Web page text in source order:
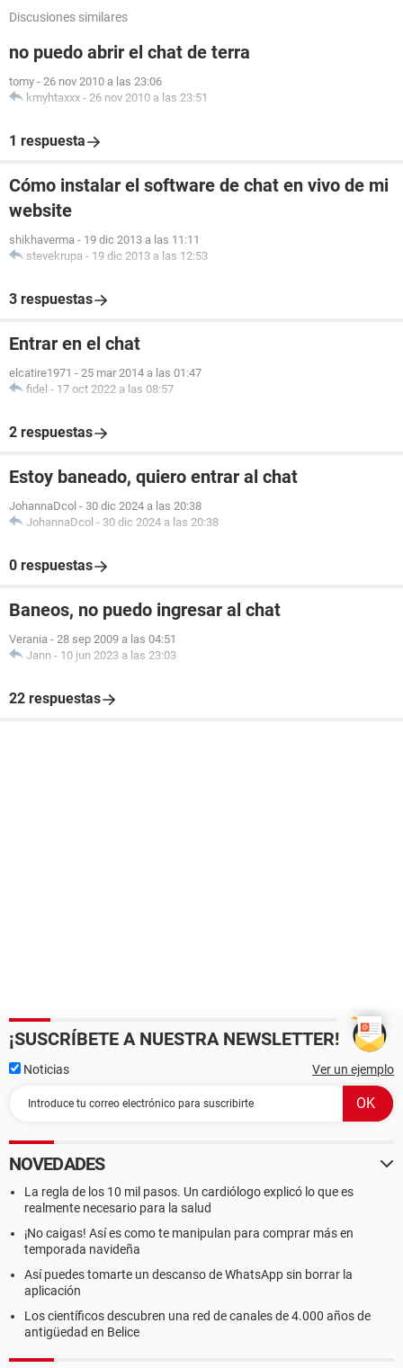
Discusiones similares
no puedo abrir el chat de terra
tomy - 26 nov 2010 a las 23:06
kmyhtaxxx - 26 nov 2010 a las 23:51
1 respuesta
Cómo instalar el software de chat en vivo de mi
website
shikhaverma - 19 dic 2013 a las 11:11
stevekrupa - 19 dic 2013 a las 12:53
3 respuestas
Entrar en el chat
elcatire1971 - 25 mar 2014 a las 01:47
fidel - 17 oct 2022 a las 08:57
2 respuestas
Estoy baneado, quiero entrar al chat
JohannaDcol - 30 dic 2024 a las 20:38
JohannaDcol - 30 dic 2024 a las 20:38
0 respuestas
Baneos, no puedo ingresar al chat
Verania - 28 sep 2009 a las 04:51
Jann - 10 jun 2023 a las 23:03
22 respuestas
¡SUSCRÍBETE A NUESTRA NEWSLETTER!
Noticias Ver un ejemplo
NOVEDADES
La regla de los 10 mil pasos. Un cardiólogo explicó lo que es
realmente necesario para la salud
¡No caigas! Así es como te manipulan para comprar más en
temporada navideña
Así puedes tomarte un descanso de WhatsApp sin borrar la
aplicación
Los científicos descubren una red de canales de 4.000 años de
antigüedad en Belice